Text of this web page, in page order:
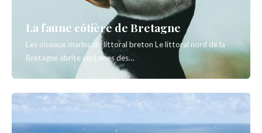
La faune côtière de Bretagne
Les oiseaux marins du littoral breton Le littoral nord de la
Bretagne abrite certaines des…